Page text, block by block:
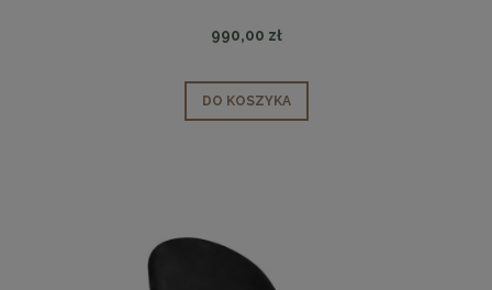
990,00 zł
DO KOSZYKA